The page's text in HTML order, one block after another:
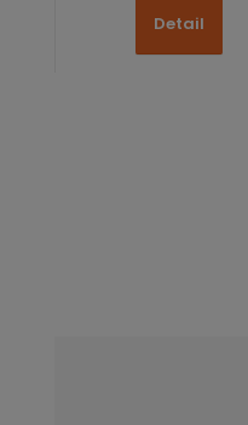
Detail